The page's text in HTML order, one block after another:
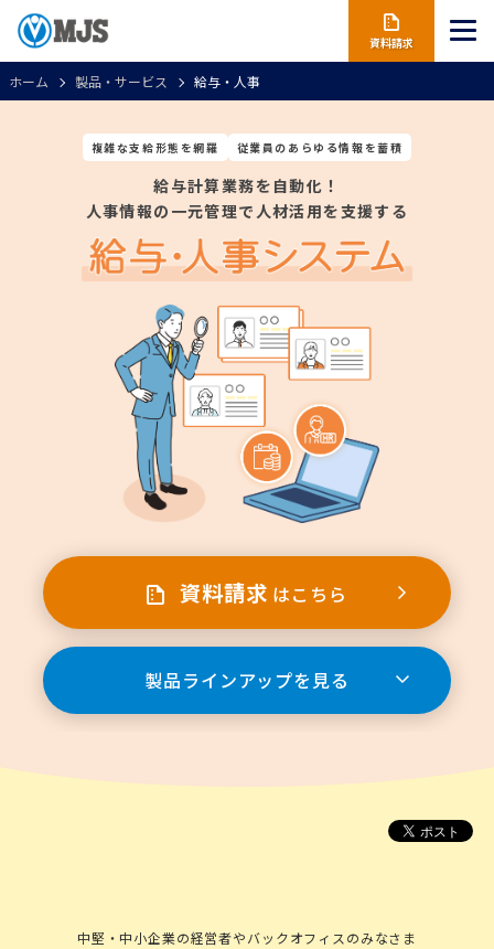
資料請求
ホーム 製品・サービス 給与・人事
複雑な支給形態を網羅 従業員のあらゆる情報を蓄積
給与計算業務を自動化！
人事情報の一元管理で人材活用を支援する
資料請求 はこちら
製品ラインアップを見る
中堅・中小企業の経営者やバックオフィスのみなさま